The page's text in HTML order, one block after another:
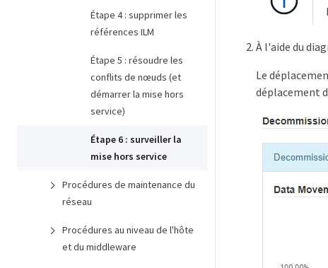
Étape 4 : supprimer les
références ILM
Étape 5 : résoudre les
conflits de nœuds (et
démarrer la mise hors
service)
Étape 6 : surveiller la
mise hors service
Procédures de maintenance du
réseau
Procédures au niveau de l'hôte
et du middleware
À l'aide du
Le
déplacement